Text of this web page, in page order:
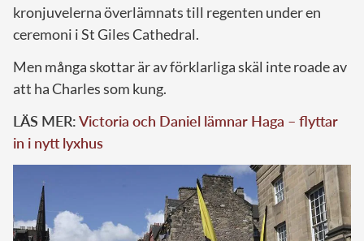
kronjuvelerna överlämnats till regenten under en
ceremoni i St Giles Cathedral.
Men många skottar är av förklarliga skäl inte roade av
att ha Charles som kung.
LÄS MER:Victoria och Daniel lämnar Haga – flyttar
in i nytt lyxhus